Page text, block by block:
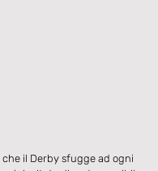
che il Derby sfugge ad ogni